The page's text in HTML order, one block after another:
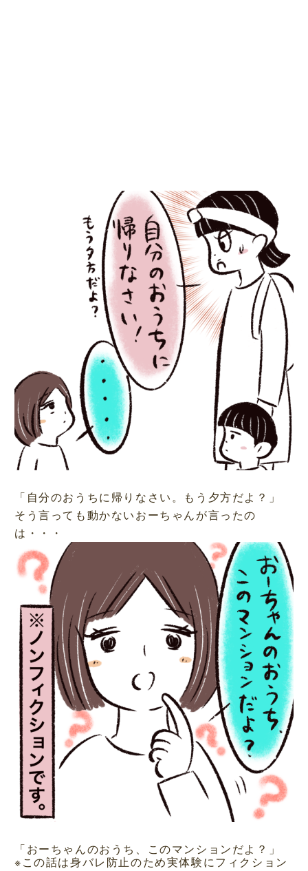
「自分のおうちに帰りなさい。もう夕方だよ？」
そう言っても動かないおーちゃんが言ったの
は・・・
「おーちゃんのおうち、このマンションだよ？」
※この話は身バレ防止のため実体験にフィクション